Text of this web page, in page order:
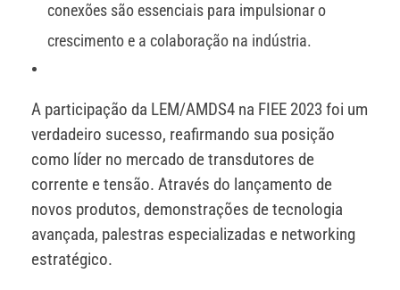
conexões são essenciais para impulsionar o
crescimento e a colaboração na indústria.
A participação da LEM/AMDS4 na FIEE 2023 foi um
verdadeiro sucesso, reafirmando sua posição
como líder no mercado de transdutores de
corrente e tensão. Através do lançamento de
novos produtos, demonstrações de tecnologia
avançada, palestras especializadas e networking
estratégico.